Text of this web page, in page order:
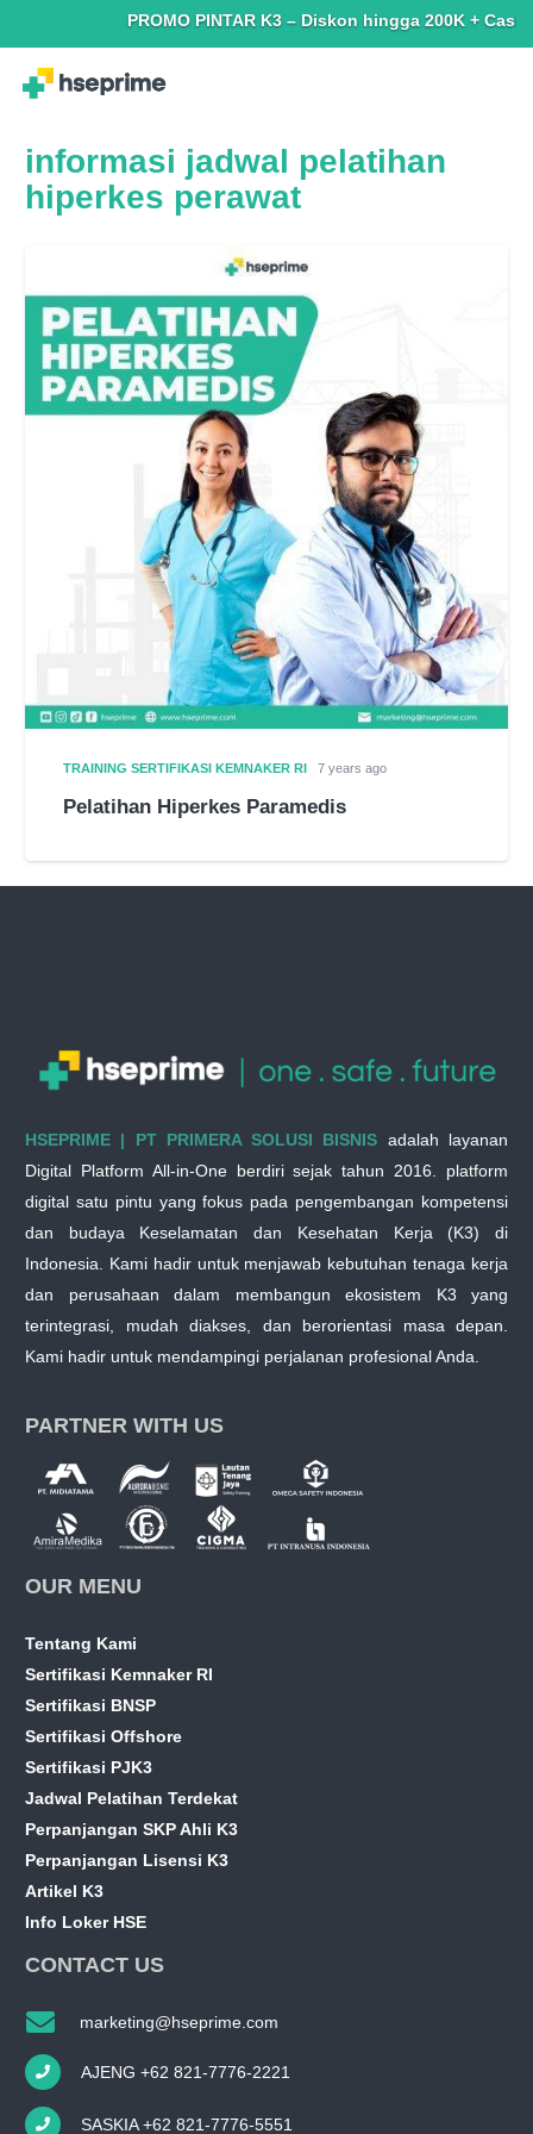
PROMO PINTAR K3 – Diskon hingga 200K +
informasi jadwal pelatihan
hiperkes perawat
TRAINING SERTIFIKASI KEMNAKER RI 7 years ago
Pelatihan Hiperkes Paramedis
HSEPRIME | PT PRIMERA SOLUSI BISNIS adalah layanan
Digital Platform All-in-One berdiri sejak tahun 2016. platform
digital satu pintu yang fokus pada pengembangan kompetensi
dan budaya Keselamatan dan Kesehatan Kerja (K3) di
Indonesia. Kami hadir untuk menjawab kebutuhan tenaga kerja
dan perusahaan dalam membangun ekosistem K3 yang
terintegrasi, mudah diakses, dan berorientasi masa depan.
Kami hadir untuk mendampingi perjalanan profesional Anda.
PARTNER WITH US
OUR MENU
Tentang Kami
Sertifikasi Kemnaker RI
Sertifikasi BNSP
Sertifikasi Offshore
Sertifikasi PJK3
Jadwal Pelatihan Terdekat
Perpanjangan SKP Ahli K3
Perpanjangan Lisensi K3
Artikel K3
Info Loker HSE
CONTACT US
marketing@hseprime.com
AJENG +62 821-7776-2221
SASKIA +62 821-7776-5551